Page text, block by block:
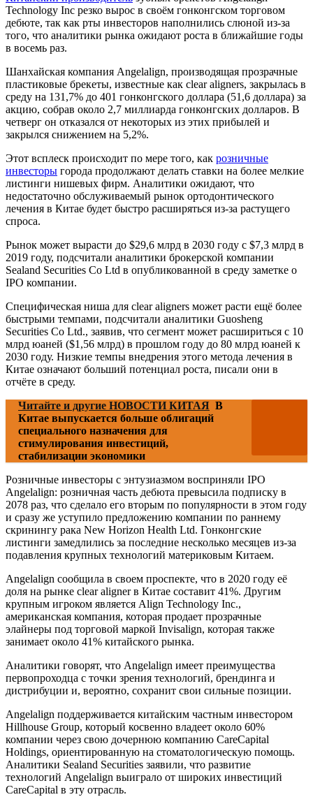
Technology Inc резко вырос в своём гонконгском торговом
дебюте, так как рты инвесторов наполнились слюной из-за
того, что аналитики рынка ожидают роста в ближайшие годы
в восемь раз.
Шанхайская компания Angelalign, производящая прозрачные
пластиковые брекеты, известные как clear aligners, закрылась в
среду на 131,7% до 401 гонконгского доллара (51,6 доллара) за
акцию, собрав около 2,7 миллиарда гонконгских долларов. В
четверг он отказался от некоторых из этих прибылей и
закрылся снижением на 5,2%.
Этот всплеск происходит по мере того, как розничные
инвесторы города продолжают делать ставки на более мелкие
листинги нишевых фирм. Аналитики ожидают, что
недостаточно обслуживаемый рынок ортодонтического
лечения в Китае будет быстро расширяться из-за растущего
спроса.
Рынок может вырасти до $29,6 млрд в 2030 году с $7,3 млрд в
2019 году, подсчитали аналитики брокерской компании
Sealand Securities Co Ltd в опубликованной в среду заметке о
IPO компании.
Специфическая ниша для clear aligners может расти ещё более
быстрыми темпами, подсчитали аналитики Guosheng
Securities Co Ltd., заявив, что сегмент может расшириться с 10
млрд юаней ($1,56 млрд) в прошлом году до 80 млрд юаней к
2030 году. Низкие темпы внедрения этого метода лечения в
Китае означают больший потенциал роста, писали они в
отчёте в среду.
Читайте и другие НОВОСТИ КИТАЯ В
Китае выпускается больше облигаций
специального назначения для
стимулирования инвестиций,
стабилизации экономики
Розничные инвесторы с энтузиазмом восприняли IPO
Angelalign: розничная часть дебюта превысила подписку в
2078 раз, что сделало его вторым по популярности в этом году
и сразу же уступило предложению компании по раннему
скринингу рака New Horizon Health Ltd. Гонконгские
листинги замедлились за последние несколько месяцев из-за
подавления крупных технологий материковым Китаем.
Angelalign сообщила в своем проспекте, что в 2020 году её
доля на рынке clear aligner в Китае составит 41%. Другим
крупным игроком является Align Technology Inc.,
американская компания, которая продает прозрачные
элайнеры под торговой маркой Invisalign, которая также
занимает около 41% китайского рынка.
Аналитики говорят, что Angelalign имеет преимущества
первопроходца с точки зрения технологий, брендинга и
дистрибуции и, вероятно, сохранит свои сильные позиции.
Angelalign поддерживается китайским частным инвестором
Hillhouse Group, который косвенно владеет около 60%
компании через свою дочернюю компанию CareCapital
Holdings, ориентированную на стоматологическую помощь.
Аналитики Sealand Securities заявили, что развитие
технологий Angelalign выиграло от широких инвестиций
CareCapital в эту отрасль.